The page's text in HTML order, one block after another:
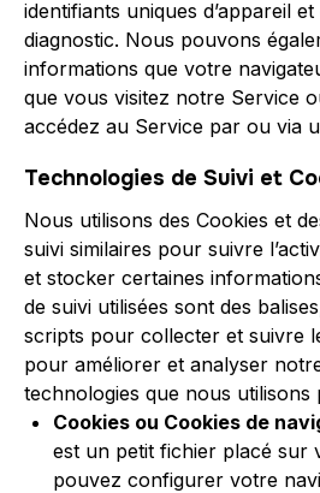
identifiants uniques d’appareil
diagnostic. Nous pouvons
informations que votre
que vous visitez notre Service
accédez au Service par ou via
Technologies de Suivi et
Nous utilisons des Cookies et
suivi similaires pour suivre
et stocker certaines
de suivi utilisées sont des
scripts pour collecter et suivre
pour améliorer et analyser
technologies que nous utilisons
Cookies ou Cookies de
est un petit fichier placé sur
pouvez configurer votre